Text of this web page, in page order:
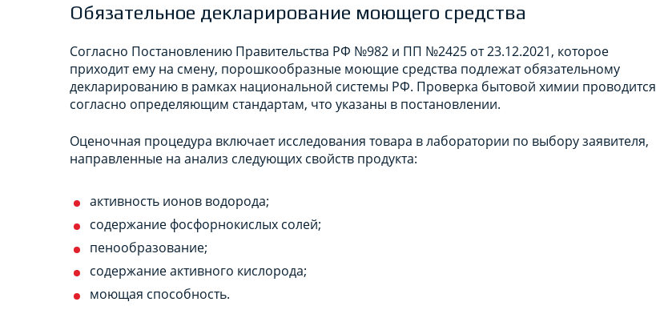
Обязательное декларирование моющего средства
Согласно Постановлению Правительства РФ №982 и ПП №2425 от 23.12.2021, которое
приходит ему на смену, порошкообразные моющие средства подлежат обязательному
декларированию в рамках национальной системы РФ. Проверка бытовой химии проводится
согласно определяющим стандартам, что указаны в постановлении.
Оценочная процедура включает исследования товара в лаборатории по выбору заявителя,
направленные на анализ следующих свойств продукта:
активность ионов водорода;
содержание фосфорнокислых солей;
пенообразование;
содержание активного кислорода;
моющая способность.